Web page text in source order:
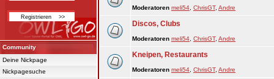
Community
Deine Nickpage
Nickpagesuche
Moderatoren meli54 ChrisGT, Andre
Discos, Clubs
Moderatoren meli54 ChrisGT, Andre
Kneipen, Restaurants
Moderatoren meli54 ChrisGT, Andre